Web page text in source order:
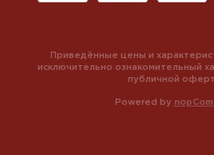
Powered by
Приведённые цены и
исключительно ознакомительный
публичной